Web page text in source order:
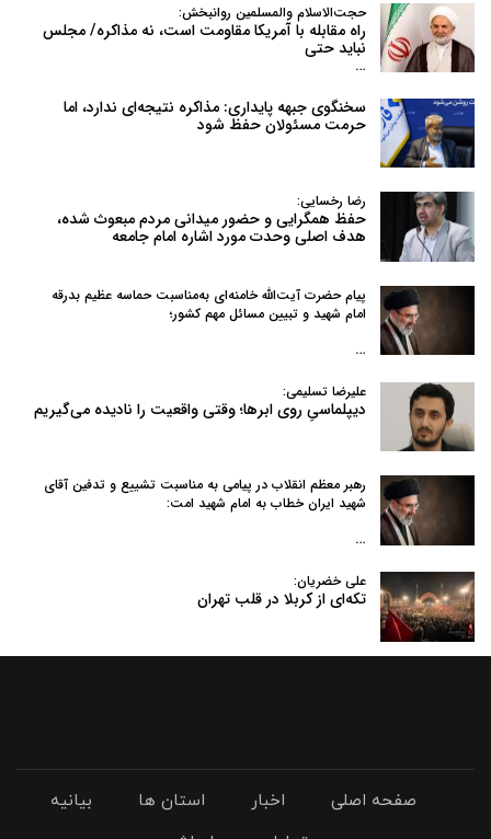
حجت‌الاسلام والمسلمین روانبخش:
راه مقابله با آمریکا مقاومت است، نه مذاکره/ مجلس
نباید حتی
…
سخنگوی جبهه پایداری: مذاکره نتیجه‌ای ندارد، اما
حرمت مسئولان حفظ شود
رضا رخسایی:
حفظ همگرایی و حضور میدانی مردم مبعوث شده،
هدف اصلی وحدت مورد اشاره امام جامعه
پیام حضرت آیت‌الله خامنه‌ای به‌مناسبت حماسه عظیم بدرقه
امام شهید و تبیین مسائل مهم کشور؛
…
علیرضا تسلیمی:
دیپلماسیِ روی ابرها؛ وقتی واقعیت را نادیده می‌گیریم
رهبر معظم انقلاب در پیامی به‌ مناسبت تشییع و تدفین آقای
شهید ایران خطاب به امام شهید امت:
…
علی خضریان:
تکه‌ای از کربلا در قلب تهران
صفحه اصلی اخبار استان ها
بیانیه